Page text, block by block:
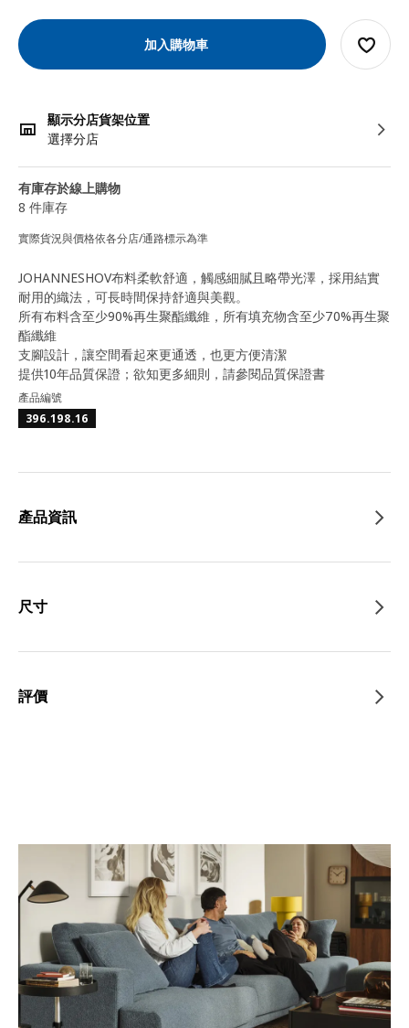
加入購物車
顯示分店貨架位置
選擇分店
有庫存於線上購物
8 件庫存
實際貨況與價格依各分店/通路標示為準
JOHANNESHOV布料柔軟舒適，觸感細膩且略帶光澤，採用結實
耐用的織法，可長時間保持舒適與美觀。
所有布料含至少90%再生聚酯纖維，所有填充物含至少70%再生聚
酯纖維
支腳設計，讓空間看起來更通透，也更方便清潔
提供10年品質保證；欲知更多細則，請參閱品質保證書
產品編號
396.198.16
產品資訊
尺寸
評價